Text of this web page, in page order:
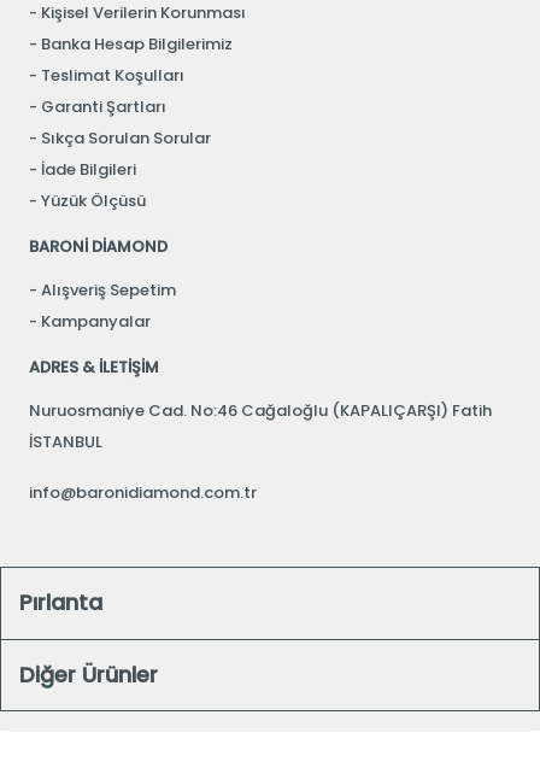
Kişisel Verilerin Korunması
Banka Hesap Bilgilerimiz
Teslimat Koşulları
Garanti Şartları
Sıkça Sorulan Sorular
İade Bilgileri
Yüzük Ölçüsü
BARONİ DİAMOND
Alışveriş Sepetim
Kampanyalar
ADRES & İLETİŞİM
Nuruosmaniye Cad. No:46 Cağaloğlu (KAPALIÇARŞI) Fatih
İSTANBUL
info@baronidiamond.com.tr
Pırlanta
Diğer Ürünler